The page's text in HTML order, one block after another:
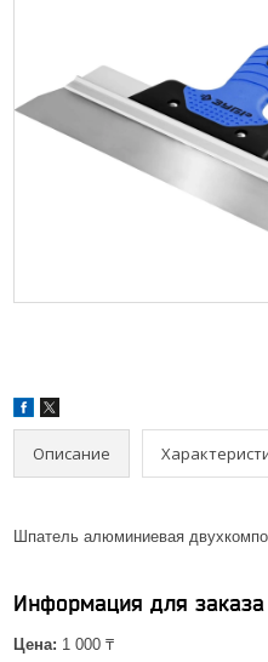
Описание
Шпатель алюминиевая
Информация для заказа
Цена: 1 000 ₸